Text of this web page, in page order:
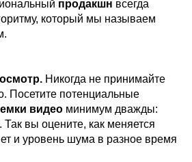
продакшн всегда
который мы называем
Никогда не принимайте
Посетите потенциальные
видео минимум дважды:
вы оцените, как меняется
и уровень шума в разное время